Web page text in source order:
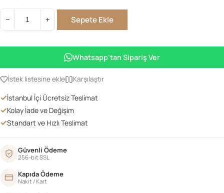
−
adet
+ Sepete Ekle
Whatsapp'tan Sipariş Ver
İstek listesine ekle Karşılaştır
✓İstanbul İçi Ücretsiz Teslimat
✓Kolay İade ve Değişim
✓Standart ve Hızlı Teslimat
Güvenli Ödeme
256-bit SSL
Kapıda Ödeme
Nakit / Kart